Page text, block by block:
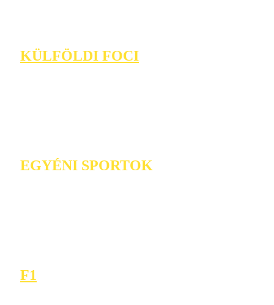
KÜLFÖLDI FOCI
EGYÉNI SPORTOK
F1